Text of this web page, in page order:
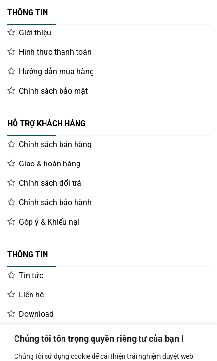
Chúng tôi tôn trọng quyền riêng tư của bạn !
Chúng tôi sử dụng cookie để cải thiện trải nghiệm duyệt web
THÔNG TIN
Giới thiệu
Hình thức thanh toán
Hướng dẫn mua hàng
Chính sách bảo mật
HỖ TRỢ KHÁCH HÀNG
Chính sách bán hàng
Giao & hoàn hàng
Chính sách đổi trả
Chính sách bảo hành
Góp ý & Khiếu nại
THÔNG TIN
Tin tức
Liên hệ
Download
LIÊN HỆ MUA HÀNG